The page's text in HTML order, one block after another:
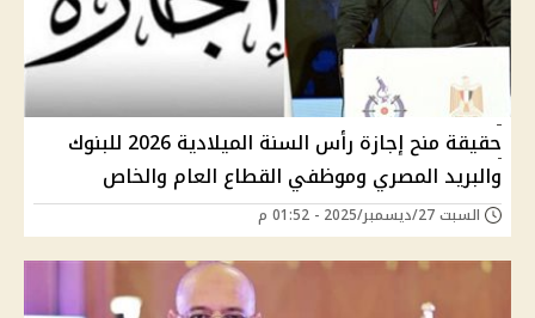
حقيقة منح إجازة رأس السنة الميلادية 2026 للبنوك
والبريد المصري وموظفي القطاع العام والخاص
السبت 27/ديسمبر/2025 - 01:52 م